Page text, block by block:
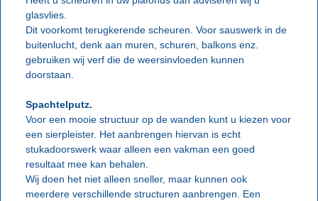
glasvlies.
Dit voorkomt terugkerende scheuren. Voor sauswerk in de
buitenlucht, denk aan muren, schuren, balkons enz.
gebruiken wij verf die de weersinvloeden kunnen
doorstaan.
Spachtelputz.
Voor een mooie structuur op de wanden kunt u kiezen voor
een sierpleister. Het aanbrengen hiervan is echt
stukadoorswerk waar alleen een vakman een goed
resultaat mee kan behalen.
Wij doen het niet alleen sneller, maar kunnen ook
meerdere verschillende structuren aanbrengen. Een